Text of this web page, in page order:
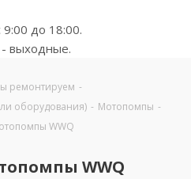
до 18:00.
выходные.
ремонтируем -
оборудования) - Мотопомпы -
WWQ
WWQ